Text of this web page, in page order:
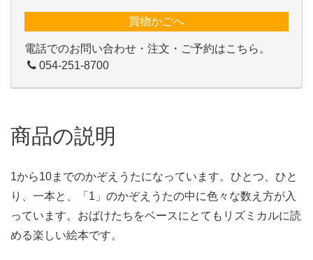
買物かごへ
電話でのお問い合わせ・注文・ご予約はこちら。
054-251-8700
商品の説明
1から10までのかぞえうたになっています。ひとつ、ひと
り、一本と、「1」のかぞえうたの中に色々な数え方が入
っています。おばけたちをベースにとてもリズミカルに読
める楽しい絵本です。